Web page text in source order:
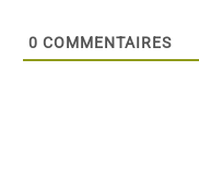
0 COMMENTAIRES